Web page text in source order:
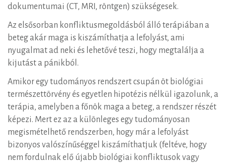
dokumentumai (CT, MRI, röntgen) szükségesek.
Az elsősorban konfliktusmegoldásból álló terápiában a
beteg akár maga is kiszámíthatja a lefolyást, ami
nyugalmat ad neki és lehetővé teszi, hogy megtalálja a
kijutást a pánikból.
Amikor egy tudományos rendszert csupán öt biológiai
természettörvény és egyetlen hipotézis nélkül igazolunk, a
terápia, amelyben a főnök maga a beteg, a rendszer részét
képezi. Mert ez az a különleges egy tudományosan
megismételhető rendszerben, hogy már a lefolyást
bizonyos valószínűséggel kiszámíthatjuk (feltéve, hogy
nem fordulnak elő újabb biológiai konfliktusok vagy